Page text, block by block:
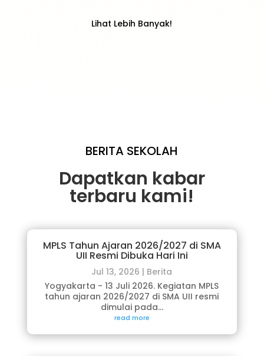
Lihat Lebih Banyak!
BERITA SEKOLAH
Dapatkan kabar
terbaru kami!
MPLS Tahun Ajaran 2026/2027 di SMA
UII Resmi Dibuka Hari Ini
Jul 13, 2026 | Berita
Yogyakarta - 13 Juli 2026. ​Kegiatan MPLS
tahun ajaran 2026/2027 di SMA UII resmi
dimulai pada...
read more